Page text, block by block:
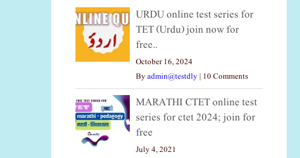
URDU online test series for
TET (Urdu) join now for
free..
October 16, 2024
Byadmin@testdly | 10 Comments
MARATHI CTET online test
series for ctet 2024; join for
free
July 4, 2021